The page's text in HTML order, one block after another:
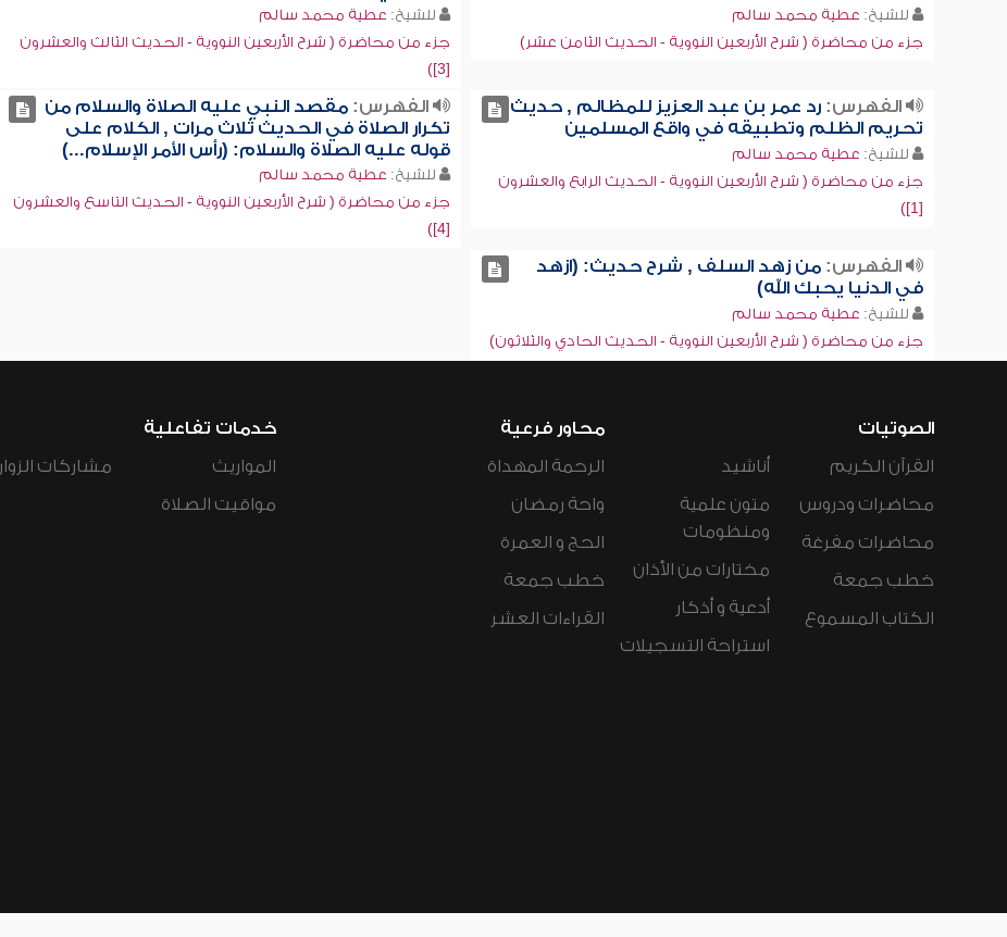
للشيخ: عطية محمد سالم
جزء من محاضرة ( شرح الأربعين النووية - الحديث الثامن عشر)
للشيخ: عطية محمد سالم
جزء من محاضرة ( شرح الأربعين النووية - الحديث الثالث والعشرون
[3])
الفهرس:رد عمر بن عبد العزيز للمظالم , حديث
تحريم الظلم وتطبيقه في واقع المسلمين
للشيخ: عطية محمد سالم
جزء من محاضرة ( شرح الأربعين النووية - الحديث الرابع والعشرون
[1])
الفهرس: مقصد النبي عليه الصلاة والسلام من
تكرار الصلاة في الحديث ثلاث مرات , الكلام على
قوله عليه الصلاة والسلام: (رأس الأمر الإسلام...)
للشيخ: عطية محمد سالم
جزء من محاضرة ( شرح الأربعين النووية - الحديث التاسع والعشرون
[4])
الفهرس:من زهد السلف , شرح حديث: (ازهد
في الدنيا يحبك الله)
للشيخ: عطية محمد سالم
جزء من محاضرة ( شرح الأربعين النووية - الحديث الحادي والثلاثون)
الصوتيات
القرآن الكريم
محاضرات ودروس
محاضرات مفرغة
خطب جمعة
الكتاب المسموع
أناشيد
متون علمية
ومنظومات
مختارات من الأذان
أدعية و أذكار
استراحة التسجيلات
محاور فرعية
الرحمة المهداة
واحة رمضان
الحج و العمرة
خطب جمعة
القراءات العشر
خدمات تفاعلية
المواريث
مواقيت الصلاة
مشاركات الزوار